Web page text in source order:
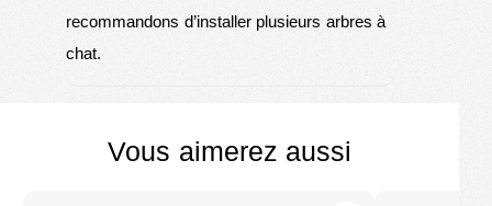
recommandons d’installer plusieurs arbres à
chat.
Vous aimerez aussi